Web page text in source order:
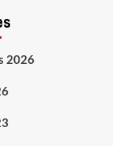
2026